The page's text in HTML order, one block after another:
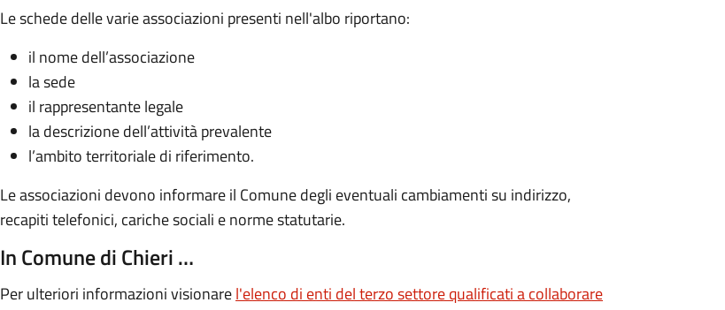
Le schede delle varie associazioni presenti nell'albo riportano:
il nome dell’associazione
la sede
il rappresentante legale
la descrizione dell’attività prevalente
l’ambito territoriale di riferimento.
Le associazioni devono informare il Comune degli eventuali cambiamenti su indirizzo,
recapiti telefonici, cariche sociali e norme statutarie.
In Comune di Chieri …
Per ulteriori informazioni visionarel'elenco di enti del terzo settore qualificati a collaborare